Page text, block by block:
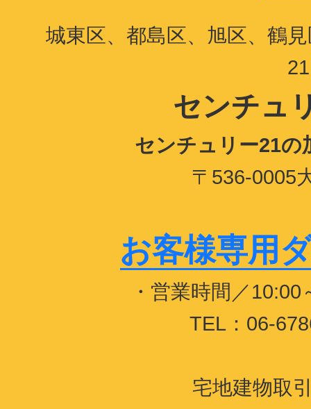
城東区、都島区、旭区、鶴
センチュ
センチュリー21の
〒536-0005
お客様専用
・営業時間／
TEL：06-
宅地建物取